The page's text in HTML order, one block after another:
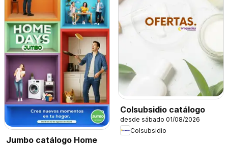
Jumbo catálogo Home
Colsubsidio catálogo
desde sábado 01/08/2026
Colsubsidio